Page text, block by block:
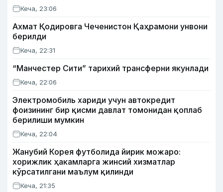
Кеча, 23:06
Ахмат Қодировга Чеченистон Қаҳрамони унвони
берилди
Кеча, 22:31
“Манчестер Сити” тарихий трансферни якунлади
Кеча, 22:06
Электромобиль хариди учун автокредит
фоизининг бир қисми давлат томонидан қоплаб
берилиши мумкин
Кеча, 22:04
Жанубий Корея футболида йирик можаро:
хорижлик ҳакамларга жинсий хизматлар
кўрсатилгани маълум қилинди
Кеча, 21:35